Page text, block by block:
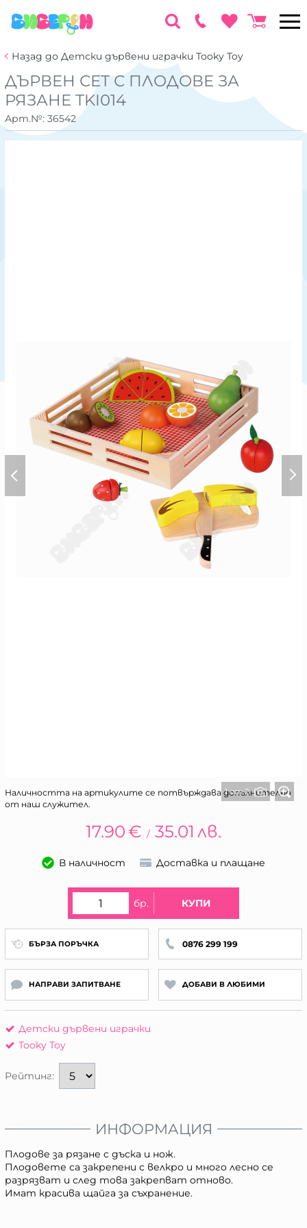
Назад до Детски дървени играчки Tooky Toy
ДЪРВЕН СЕТ С ПЛОДОВЕ ЗА
РЯЗАНЕ TKI014
Арт.№: 36542
1 от 2
Наличността на артикулите се потвърждава допълнително
от наш служител.
17.90€ / 35.01 лв.
В наличност Доставка и плащане
бр. КУПИ
БЪРЗА ПОРЪЧКА 0876 299 199
НАПРАВИ ЗАПИТВАНЕ ДОБАВИ В ЛЮБИМИ
Детски дървени играчки
Tooky Toy
Рейтинг:
ИНФОРМАЦИЯ
Плодове за рязане с дъска и нож.
Плодовете са закрепени с велкро и много лесно се
разрязват и след това закрепват отново.
Имат красива щайга за съхранение.